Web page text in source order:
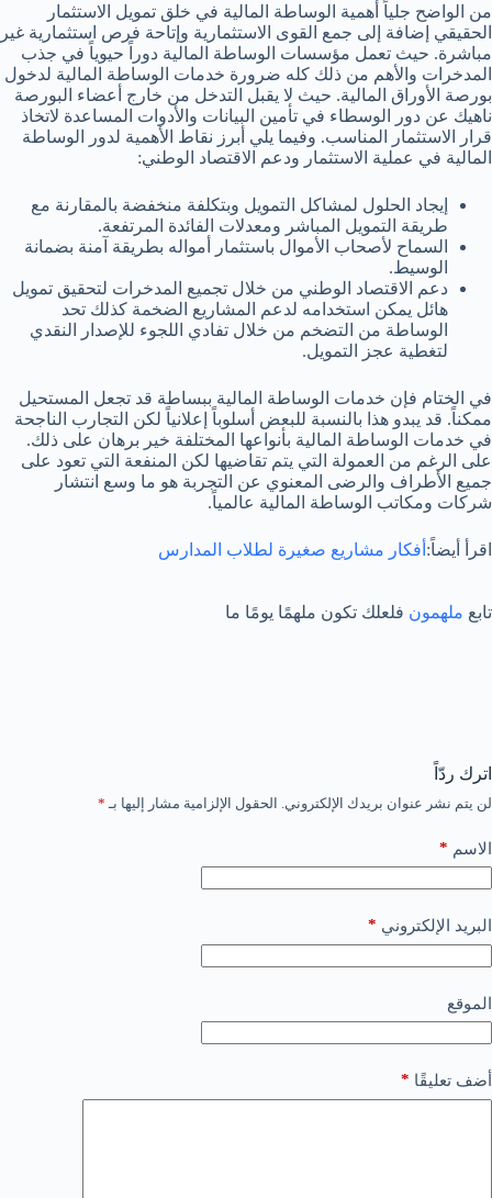
من الواضح جلياً أهمية الوساطة المالية في خلق تمويل الاستثمار
الحقيقي إضافة إلى جمع القوى الاستثمارية وإتاحة فرص استثمارية غير
مباشرة. حيث تعمل مؤسسات الوساطة المالية دوراً حيوياً في جذب
المدخرات والأهم من ذلك كله ضرورة خدمات الوساطة المالية لدخول
بورصة الأوراق المالية. حيث لا يقبل التدخل من خارج أعضاء البورصة
ناهيك عن دور الوسطاء في تأمين البيانات والأدوات المساعدة لاتخاذ
قرار الاستثمار المناسب. وفيما يلي أبرز نقاط الأهمية لدور الوساطة
المالية في عملية الاستثمار ودعم الاقتصاد الوطني:
إيجاد الحلول لمشاكل التمويل وبتكلفة منخفضة بالمقارنة مع
طريقة التمويل المباشر ومعدلات الفائدة المرتفعة.
السماح لأصحاب الأموال باستثمار أمواله بطريقة آمنة بضمانة
الوسيط.
دعم الاقتصاد الوطني من خلال تجميع المدخرات لتحقيق تمويل
هائل يمكن استخدامه لدعم المشاريع الضخمة كذلك تحد
الوساطة من التضخم من خلال تفادي اللجوء للإصدار النقدي
لتغطية عجز التمويل.
في الختام فإن خدمات الوساطة المالية ببساطة قد تجعل المستحيل
ممكناً. قد يبدو هذا بالنسبة للبعض أسلوباً إعلانياً لكن التجارب الناجحة
في خدمات الوساطة المالية بأنواعها المختلفة خير برهان على ذلك.
على الرغم من العمولة التي يتم تقاضيها لكن المنفعة التي تعود على
جميع الأطراف والرضى المعنوي عن التجربة هو ما وسع انتشار
شركات ومكاتب الوساطة المالية عالمياً.
اقرأ أيضاً: أفكار مشاريع صغيرة لطلاب المدارس
تابع ملهمون فلعلك تكون ملهمًا يومًا ما
اترك ردّاً
لن يتم نشر عنوان بريدك الإلكتروني. الحقول الإلزامية مشار إليها بـ *
الاسم *
البريد الإلكتروني *
الموقع
أضف تعليقًا *